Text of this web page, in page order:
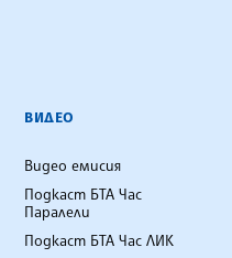
ВИДЕО
Видео емисия
Подкаст БТА Час
Паралели
Подкаст БТА Час ЛИК